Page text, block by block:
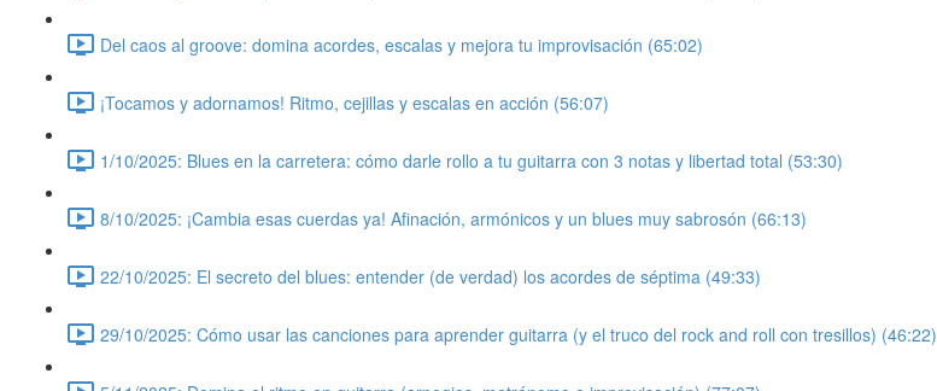
Del caos al groove: domina acordes, escalas y mejora tu improvisación (65:02)
¡Tocamos y adornamos! Ritmo, cejillas y escalas en acción (56:07)
1/10/2025: Blues en la carretera: cómo darle rollo a tu guitarra con 3 notas y libertad total (53:30)
8/10/2025: ¡Cambia esas cuerdas ya! Afinación, armónicos y un blues muy sabrosón (66:13)
22/10/2025: El secreto del blues: entender (de verdad) los acordes de séptima (49:33)
29/10/2025: Cómo usar las canciones para aprender guitarra (y el truco del rock and roll con tresillos) (46:22)